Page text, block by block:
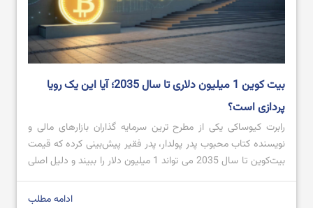
آموزش تحلیل فاندامنتال بورس
افزایش سرمایه و انواع روش های آن
آموزش سایت TSETMC دیده بان بورس
بیت ‌کوین 1 میلیون دلاری تا سال 2035؛ آیا این یک رویا
پردازی است؟
رابرت کیوساکی یکی از مطرح ترین سرمایه گذاران بازارهای مالی و
نویسنده کتاب محبوب پدر پولدار، پدر فقیر پیش‌بینی کرده که قیمت
بیت‌کوین تا سال 2035 می تواند 1 میلیون دلار را ببیند و دلیل اصلی
آن را سقوط ارزش دلار آمریکا به خاطر سیاست‌های پولی تورمی می
ادامه مطلب